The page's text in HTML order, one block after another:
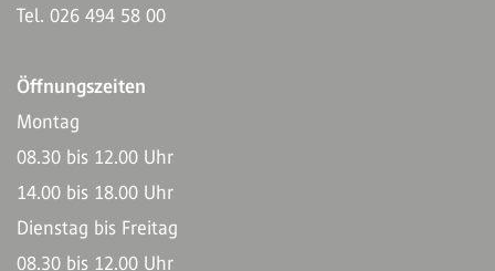
Tel. 026 494 58 00
Öffnungszeiten
Montag
08.30 bis 12.00 Uhr
14.00 bis 18.00 Uhr
Dienstag bis Freitag
08.30 bis 12.00 Uhr